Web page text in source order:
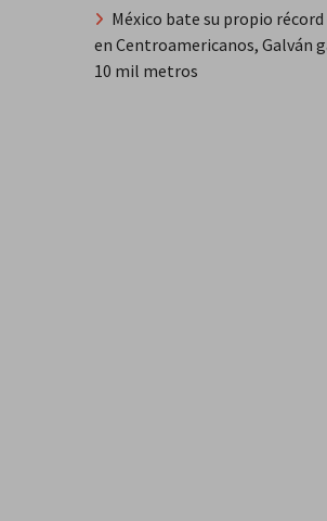
México bate su propio récord
en Centroamericanos, Galván
10 mil metros